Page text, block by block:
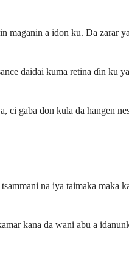
maganin a idon ku. Da zarar
daidai kuma retina ɗin ku
ci gaba don kula da hangen
na iya taimaka maka
kana da wani abu a